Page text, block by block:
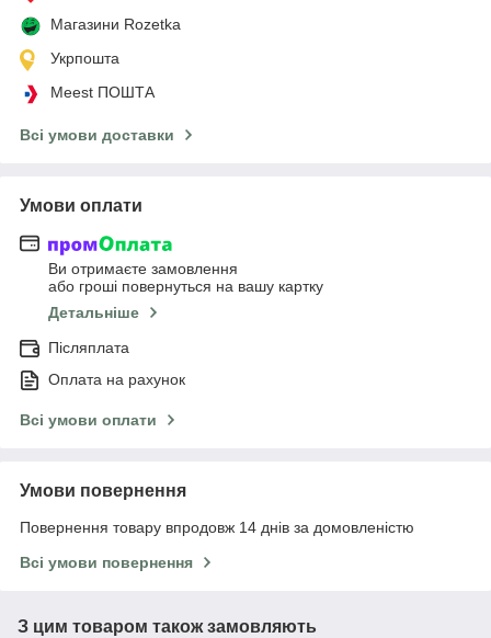
Магазини Rozetka
Укрпошта
Meest ПОШТА
Всі умови доставки
Умови оплати
Ви отримаєте замовлення
або гроші повернуться на вашу картку
Детальніше
Післяплата
Оплата на рахунок
Всі умови оплати
Умови повернення
Повернення товару впродовж 14 днів за домовленістю
Всі умови повернення
З цим товаром також замовляють